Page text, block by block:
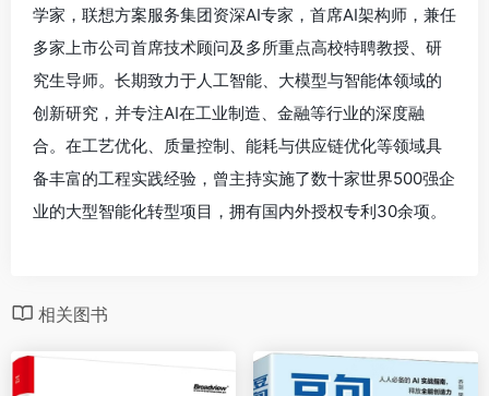
学家，联想方案服务集团资深AI专家，首席AI架构师，兼任
多家上市公司首席技术顾问及多所重点高校特聘教授、研
究生导师。长期致力于人工智能、大模型与智能体领域的
创新研究，并专注AI在工业制造、金融等行业的深度融
合。在工艺优化、质量控制、能耗与供应链优化等领域具
备丰富的工程实践经验，曾主持实施了数十家世界500强企
业的大型智能化转型项目，拥有国内外授权专利30余项。
相关图书